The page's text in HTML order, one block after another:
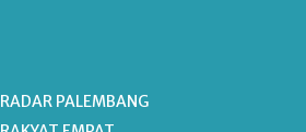
RADAR PALEMBANG